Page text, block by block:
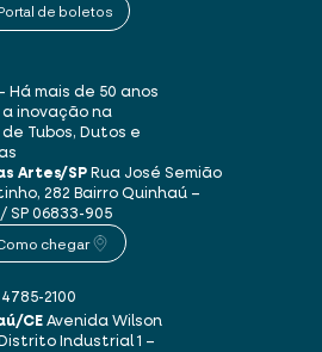
de boletos
Há mais de 50 anos
inovação na
Tubos, Dutos e
Artes/SPRua José Semião
282 Bairro Quinhaú –
SP06833-905
chegar
4785-2100
CEAvenida Wilson
Industrial 1 –